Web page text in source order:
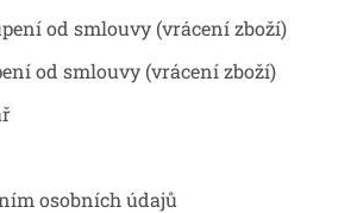
od smlouvy (vrácení zboží)
od smlouvy (vrácení zboží)
osobních údajů